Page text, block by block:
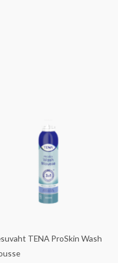
TENA ProSkin Wash